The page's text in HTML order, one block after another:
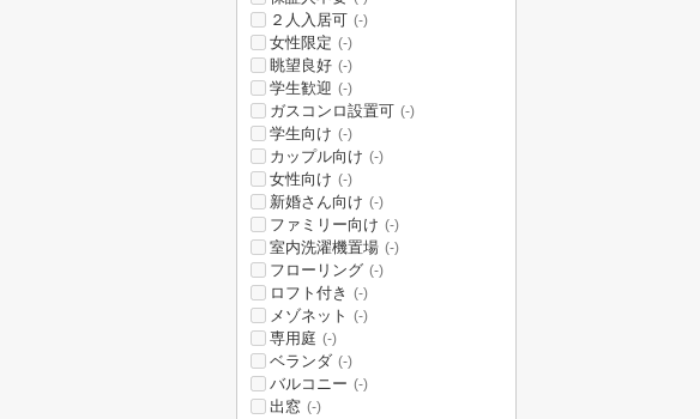
２人入居可 (-)
女性限定 (-)
眺望良好 (-)
学生歓迎 (-)
ガスコンロ設置可 (-)
学生向け (-)
カップル向け (-)
女性向け (-)
新婚さん向け (-)
ファミリー向け (-)
室内洗濯機置場 (-)
フローリング (-)
ロフト付き (-)
メゾネット (-)
専用庭 (-)
ベランダ (-)
バルコニー (-)
出窓 (-)